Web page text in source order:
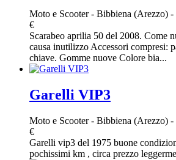
Moto e Scooter- Bibbiena (Arezzo) -
€
Scarabeo aprilia 50 del 2008. Come
causa inutilizzo Accessori compresi:
chiave. Gomme nuove Colore bia...
Garelli VIP3
Moto e Scooter- Bibbiena (Arezzo) -
€
Garelli vip3 del 1975 buone
pochissimi km , circa prezzo